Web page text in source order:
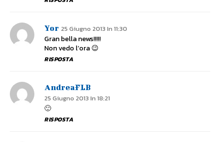
Yor 25 Giugno 2013 In 11:30
Gran bella news!!!!!
Non vedo l’ora 😉
RISPOSTA
AndreaFLB
25 Giugno 2013 In 18:21
🙂
RISPOSTA